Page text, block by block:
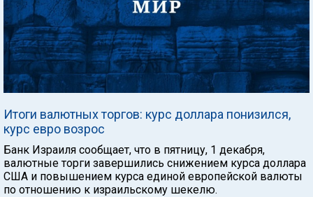
Итоги валютных торгов: курс доллара понизился,
курс евро возрос
Банк Израиля сообщает, что в пятницу, 1 декабря,
валютные торги завершились снижением курса доллара
США и повышением курса единой европейской валюты
по отношению к израильскому шекелю.